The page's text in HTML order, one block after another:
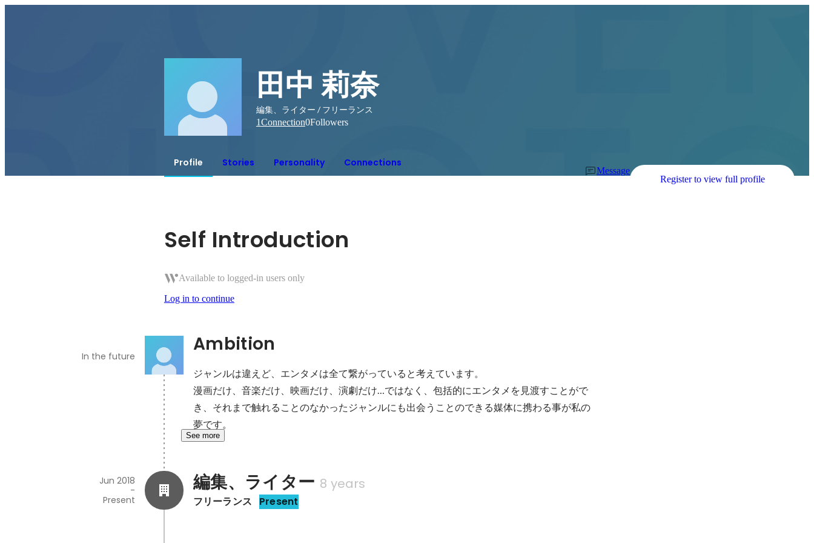
田中 莉奈
編集、ライター / フリーランス
1Connection0Followers
Profile Stories Personality Connections
Message
Register to view full profile
Self Introduction
Available to logged-in users only
Log in to continue
Ambition
In the future
ジャンルは違えど、エンタメは全て繋がっていると考えています。
漫画だけ、音楽だけ、映画だけ、演劇だけ…ではなく、包括的にエンタメを見渡すことがで
き、それまで触れることのなかったジャンルにも出会うことのできる媒体に携わる事が私の
夢です。
See more
編集、ライター 8 years
フリーランス Present
Jun 2018
-
Present